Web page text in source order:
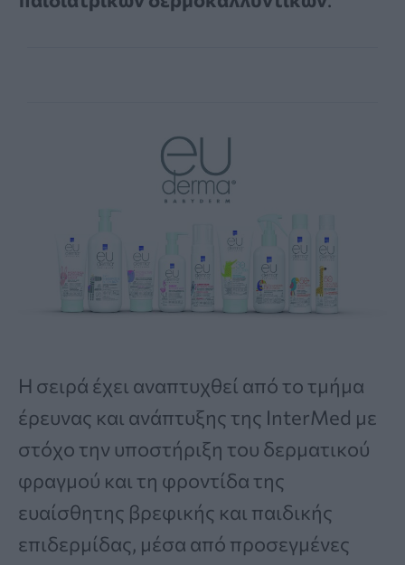
Η σειρά έχει αναπτυχθεί από το τμήμα
έρευνας και ανάπτυξης της InterMed με
στόχο την υποστήριξη του δερματικού
φραγμού και τη φροντίδα της
ευαίσθητης βρεφικής και παιδικής
επιδερμίδας, μέσα από προσεγμένες